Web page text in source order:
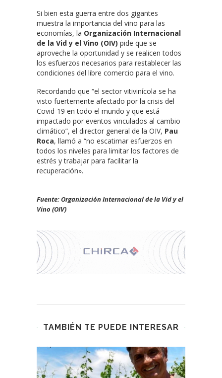
Si bien esta guerra entre dos gigantes
muestra la importancia del vino para las
economías, la Organización Internacional
de la Vid y el Vino (OIV) pide que se
aproveche la oportunidad y se realicen todos
los esfuerzos necesarios para restablecer las
condiciones del libre comercio para el vino.
Recordando que “el sector vitivinícola se ha
visto fuertemente afectado por la crisis del
Covid-19 en todo el mundo y que está
impactado por eventos vinculados al cambio
climático”, el director general de la OIV, Pau
Roca, llamó a “no escatimar esfuerzos en
todos los niveles para limitar los factores de
estrés y trabajar para facilitar la
recuperación».
Fuente: Organización Internacional de la Vid y el
Vino (OIV)
TAMBIÉN TE PUEDE INTERESAR